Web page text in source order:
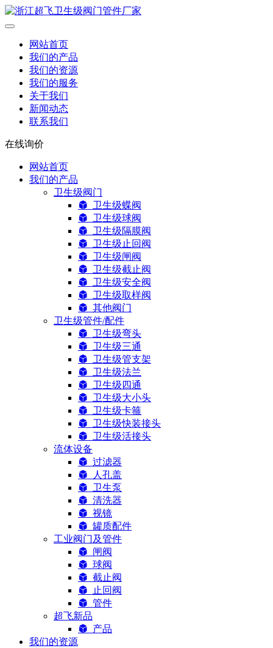
网站首页
我们的产品
我们的资源
我们的服务
关于我们
新闻动态
联系我们
在线询价
网站首页
我们的产品
卫生级阀门
卫生级蝶阀
卫生级球阀
卫生级隔膜阀
卫生级止回阀
卫生级闸阀
卫生级截止阀
卫生级安全阀
卫生级取样阀
其他阀门
卫生级管件/配件
卫生级弯头
卫生级三通
卫生级管支架
卫生级法兰
卫生级四通
卫生级大小头
卫生级卡箍
卫生级快装接头
卫生级活接头
流体设备
过滤器
人孔盖
卫生泵
清洗器
视镜
罐质配件
工业阀门及管件
闸阀
球阀
截止阀
止回阀
管件
超飞新品
产品
我们的资源